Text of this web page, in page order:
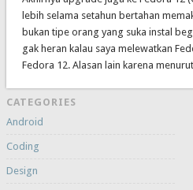
lebih selama setahun bertahan
bukan tipe orang yang suka instal
gak heran kalau saya melewatkan
Fedora 12. Alasan lain karena
CATEGORIES
Android
Coding
Design